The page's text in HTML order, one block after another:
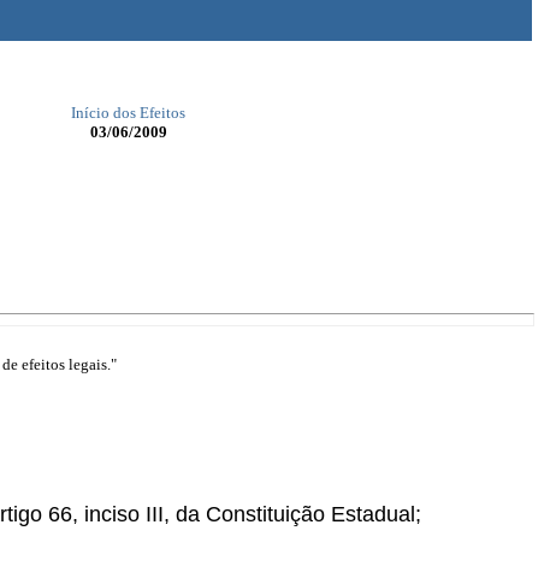
Início dos Efeitos
03/06/2009
efeitos legais."
66, inciso III, da Constituição Estadual;